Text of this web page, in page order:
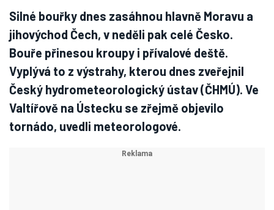
Silné bouřky dnes zasáhnou hlavně Moravu a
jihovýchod Čech, v neděli pak celé Česko.
Bouře přinesou kroupy i přívalové deště.
Vyplývá to z výstrahy, kterou dnes zveřejnil
Český hydrometeorologický ústav (ČHMÚ). Ve
Valtířově na Ústecku se zřejmě objevilo
tornádo, uvedli meteorologové.